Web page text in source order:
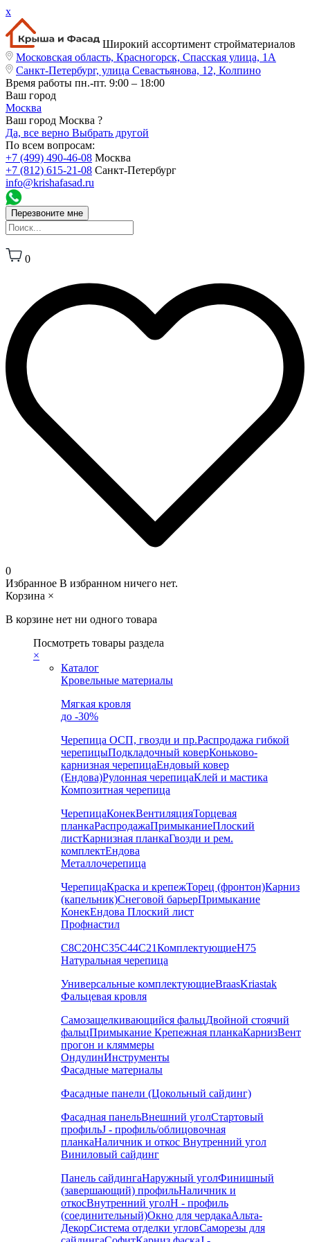
x
Широкий ассортимент стройматериалов
Московская область, Красногорск, Спасская улица, 1А
Санкт-Петербург, улица Севастьянова, 12, Колпино
Время работы пн.-пт. 9:00 – 18:00
Ваш город
Москва
Ваш город Москва ?
Да, все верно Выбрать другой
По всем вопросам:
+7 (499) 490-46-08 Москва
+7 (812) 615-21-08 Санкт-Петербург
info@krishafasad.ru
Перезвоните мне
0
0
Избранное В избранном ничего нет.
Корзина ×
В корзине нет ни одного товара
Посмотреть товары раздела
×
Каталог
Кровельные материалы
Мягкая кровля
до -30%
Черепица ОСП, гвозди и пр.Распродажа гибкой
черепицыПодкладочный коверКоньково-
карнизная черепицаЕндовый ковер
(Ендова)Рулонная черепицаКлей и мастика
Композитная черепица
ЧерепицаКонекВентиляцияТорцевая
планкаРаспродажаПримыканиеПлоский
листКарнизная планкаГвозди и рем.
комплектЕндова
Металлочерепица
ЧерепицаКраска и крепежТорец (фронтон)Карниз
(капельник)Снеговой барьерПримыкание
КонекЕндова Плоский лист
Профнастил
С8С20НС35С44С21КомплектующиеН75
Натуральная черепица
Универсальные комплектующиеBraasKriastak
Фальцевая кровля
Самозащелкивающийся фальцДвойной стоячий
фальцПримыкание Крепежная планкаКарнизВент
прогон и кляммеры
ОндулинИнструменты
Фасадные материалы
Фасадные панели (Цокольный сайдинг)
Фасадная панельВнешний уголСтартовый
профильJ - профиль/облицовочная
планкаНаличник и откос Внутренний угол
Виниловый сайдинг
Панель сайдингаНаружный уголФинишный
(завершающий) профильНаличник и
откосВнутренний уголH - профиль
(соединительный)Окно для чердакаАльта-
ДекорСистема отделки угловСаморезы для